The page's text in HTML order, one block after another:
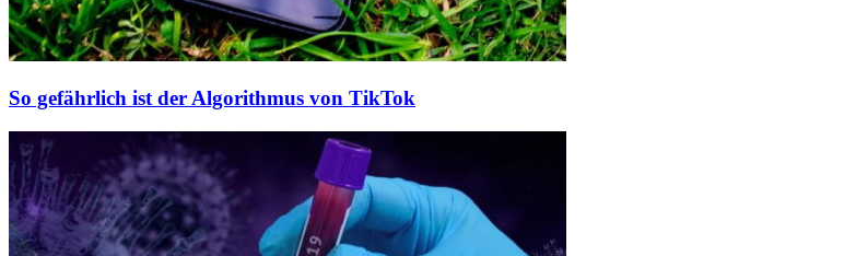
So gefährlich ist der Algorithmus von TikTok